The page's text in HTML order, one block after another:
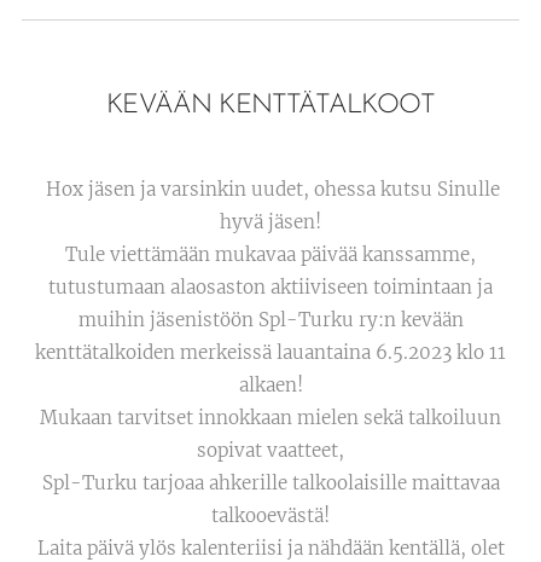
KEVÄÄN KENTTÄTALKOOT
Hox jäsen ja varsinkin uudet, ohessa kutsu Sinulle
hyvä jäsen!
Tule viettämään mukavaa päivää kanssamme,
tutustumaan alaosaston aktiiviseen toimintaan ja
muihin jäsenistöön Spl-Turku ry:n kevään
kenttätalkoiden merkeissä lauantaina 6.5.2023 klo 11
alkaen!
Mukaan tarvitset innokkaan mielen sekä talkoiluun
sopivat vaatteet,
Spl-Turku tarjoaa ahkerille talkoolaisille maittavaa
talkooevästä!
Laita päivä ylös kalenteriisi ja nähdään kentällä, olet